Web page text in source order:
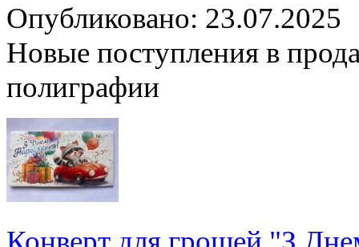
Опубликовано: 23.07.2025
Новые поступления в
полиграфии